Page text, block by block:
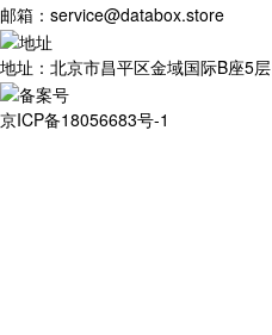
邮箱：service@databox.store
地址：北京市昌平区金域国际B座5层
京ICP备18056683号-1